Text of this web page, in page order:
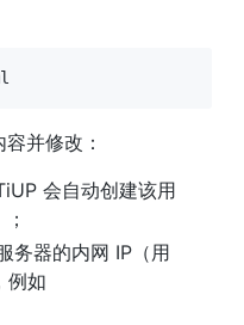
并修改：
会自动创建该用
务器的内网 IP（用
例如